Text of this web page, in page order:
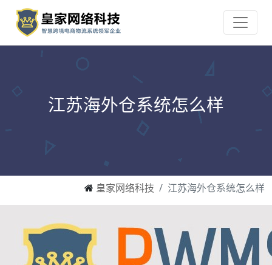
江苏海外仓系统怎么样
皇家网络科技 江苏海外仓系统怎么样